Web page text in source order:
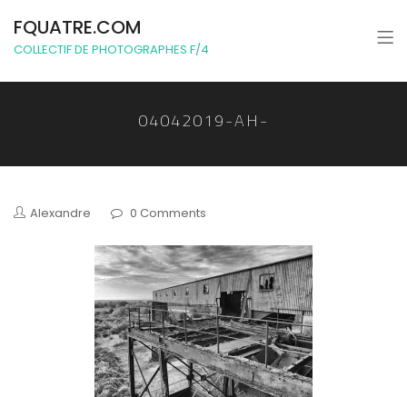
FQUATRE.COM
COLLECTIF DE PHOTOGRAPHES F/4
04042019-AH-
Alexandre 0 Comments